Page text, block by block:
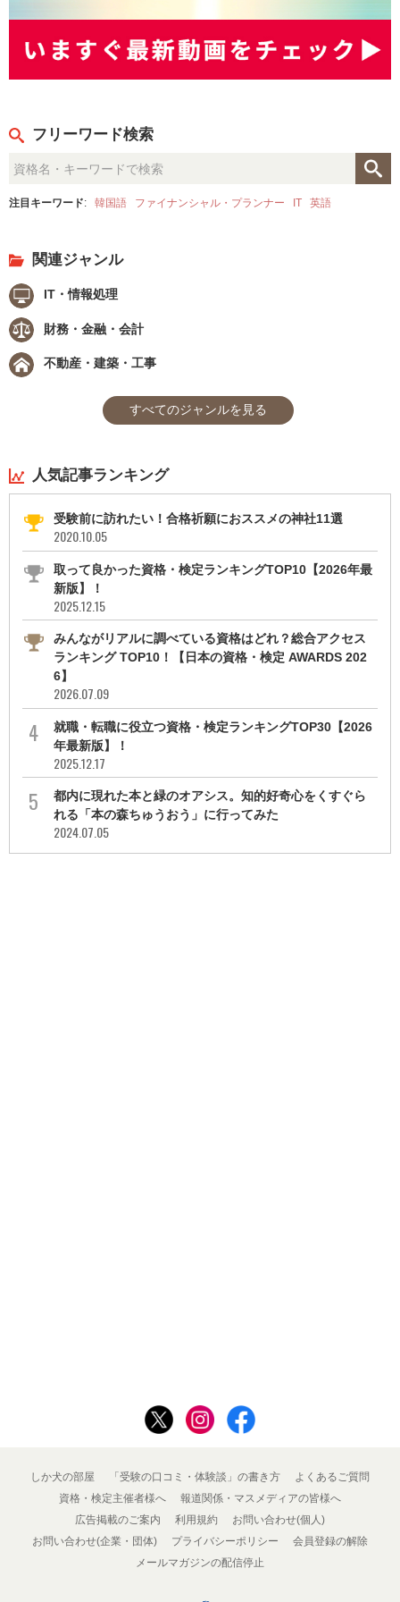
フリーワード検索
注目キーワード: 韓国語 ファイナンシャル・プランナー IT 英語
関連ジャンル
IT・情報処理
財務・金融・会計
不動産・建築・工事
すべてのジャンルを見る
人気記事ランキング
受験前に訪れたい！合格祈願におススメの神社11選
2020.10.05
取って良かった資格・検定ランキングTOP10【2026年最
新版】！
2025.12.15
みんながリアルに調べている資格はどれ？総合アクセス
ランキング TOP10！【日本の資格・検定 AWARDS 202
6】
2026.07.09
就職・転職に役立つ資格・検定ランキングTOP30【2026
年最新版】！
2025.12.17
都内に現れた本と緑のオアシス。知的好奇心をくすぐら
れる「本の森ちゅうおう」に行ってみた
2024.07.05
しか犬の部屋 「受験の口コミ・体験談」の書き方
よくあるご質問
資格・検定主催者様へ
報道関係・マスメディアの皆様へ
広告掲載のご案内
利用規約
お問い合わせ(個人)
お問い合わせ(企業・団体)
プライバシーポリシー
会員登録の解除
メールマガジンの配信停止